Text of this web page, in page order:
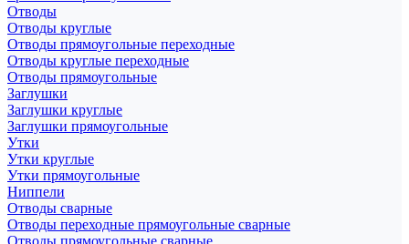
Отводы
Отводы круглые
Отводы прямоугольные переходные
Отводы круглые переходные
Отводы прямоугольные
Заглушки
Заглушки круглые
Заглушки прямоугольные
Утки
Утки круглые
Утки прямоугольные
Ниппели
Отводы сварные
Отводы переходные прямоугольные сварные
Отводы прямоугольные сварные